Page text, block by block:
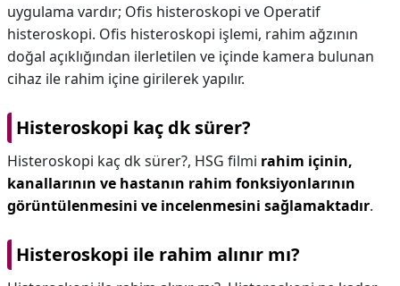
uygulama vardır; Ofis histeroskopi ve Operatif
histeroskopi. Ofis histeroskopi işlemi, rahim ağzının
doğal açıklığından ilerletilen ve içinde kamera bulunan
cihaz ile rahim içine girilerek yapılır.
Histeroskopi kaç dk sürer?
Histeroskopi kaç dk sürer?, HSG filmi rahim içinin,
kanallarının ve hastanın rahim fonksiyonlarının
görüntülenmesini ve incelenmesini sağlamaktadır.
Histeroskopi ile rahim alınır mı?